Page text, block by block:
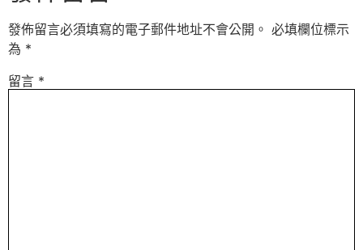
發佈留言必須填寫的電子郵件地址不會公開。 必填欄位標示
為 *
留言 *